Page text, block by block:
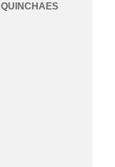
QUINCHAES